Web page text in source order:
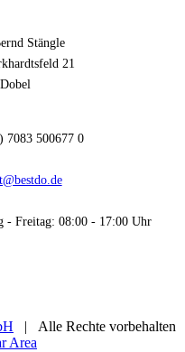
Stängle
21
7083 500677 0
- Freitag: 08:00 - 17:00 Uhr
| Alle Rechte vorbehalten
Area